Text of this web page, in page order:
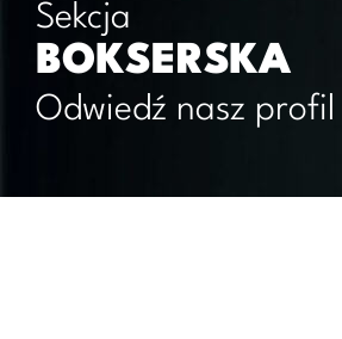
Sekcja
BOKSERSKA
Odwiedź nasz profil